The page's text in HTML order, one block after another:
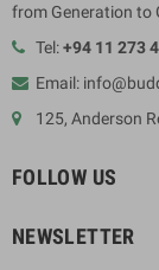
from Generation to
Tel:+94 11 273
Email:
125, Anderson
FOLLOW US
NEWSLETTER